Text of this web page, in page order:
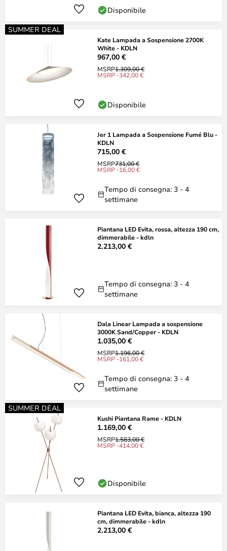
Disponibile
SUMMER DEAL
Kate Lampada a Sospensione 2700K
White - KDLN
967,00 €
MSRP1.309,00 €
MSRP -342,00 €
Disponibile
Jer 1 Lampada a Sospensione Fumé Blu -
KDLN
715,00 €
MSRP731,00 €
MSRP -16,00 €
Tempo di consegna: 3 - 4
settimane
Piantana LED Evita, rossa, altezza 190 cm,
dimmerabile - kdln
2.213,00 €
Tempo di consegna: 3 - 4
settimane
Dala Linear Lampada a sospensione
3000K Sand/Copper - KDLN
1.035,00 €
MSRP1.196,00 €
MSRP -161,00 €
Tempo di consegna: 3 - 4
settimane
SUMMER DEAL
Kushi Piantana Rame - KDLN
1.169,00 €
MSRP1.583,00 €
MSRP -414,00 €
Disponibile
Piantana LED Evita, bianca, altezza 190
cm, dimmerabile - kdln
2.213,00 €